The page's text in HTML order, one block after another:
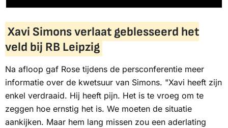
Xavi Simons verlaat geblesseerd het
veld bij RB Leipzig
Na afloop gaf Rose tijdens de persconferentie meer
informatie over de kwetsuur van Simons. "Xavi heeft zijn
enkel verdraaid. Hij heeft pijn. Het is te vroeg om te
zeggen hoe ernstig het is. We moeten de situatie
aankijken. Maar hem lang missen zou een aderlating